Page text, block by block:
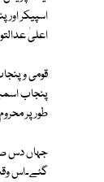
اسپیکر
اعلیٰ
قومی و
پنجاب
طور پر
جہاں دس
گئے۔اس